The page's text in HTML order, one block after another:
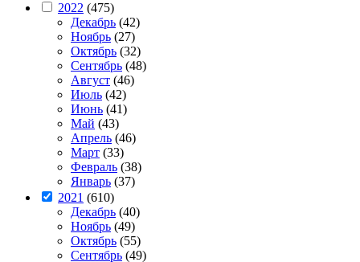
2022 (475)
Декабрь (42)
Ноябрь (27)
Октябрь (32)
Сентябрь (48)
Август (46)
Июль (42)
Июнь (41)
Май (43)
Апрель (46)
Март (33)
Февраль (38)
Январь (37)
2021 (610)
Декабрь (40)
Ноябрь (49)
Октябрь (55)
Сентябрь (49)